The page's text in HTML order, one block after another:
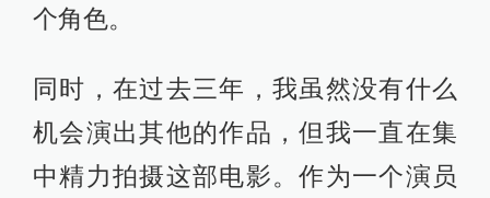
个角色。
同时，在过去三年，我虽然没有什么
机会演出其他的作品，但我一直在集
中精力拍摄这部电影。作为一个演员